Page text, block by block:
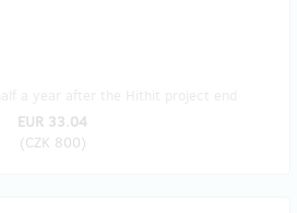
EUR 33.04
(CZK 800)